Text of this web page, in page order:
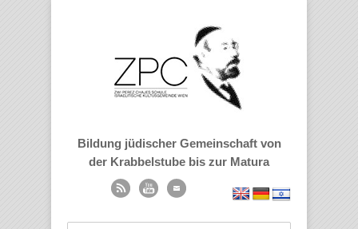
Bildung jüdischer Gemeinschaft von
der Krabbelstube bis zur Matura